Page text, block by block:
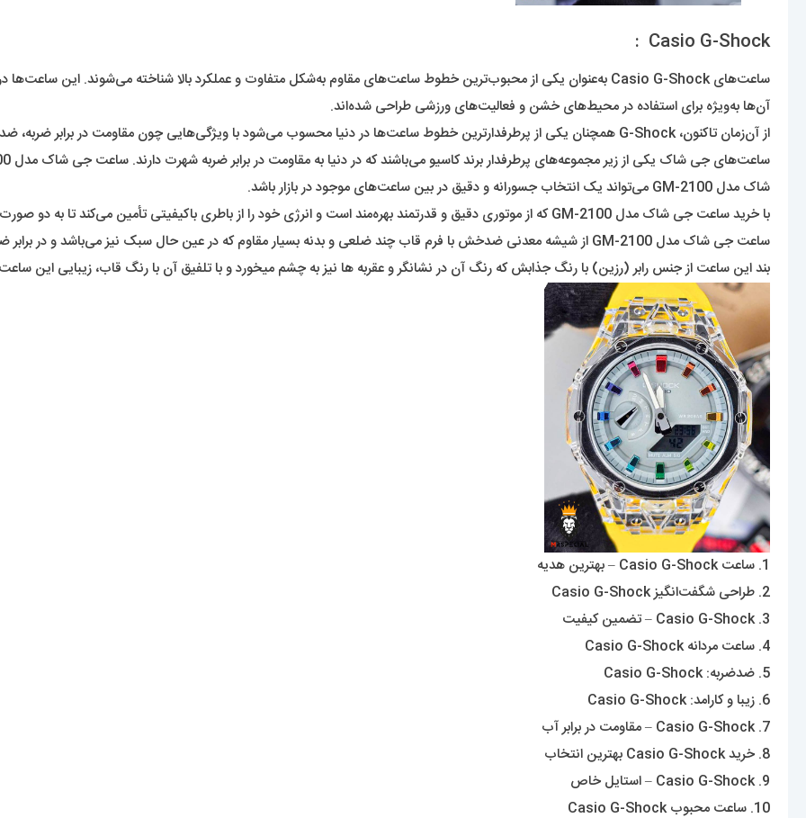
Casio G-Shock :
ساعت‌های Casio G-Shock به‌عنوان یکی از محبوب‌ترین خطوط ساعت‌های مقاوم به‌شکل متفاوت و عملکرد بالا شناخته می‌شوند. این ساعت‌ها در دهه ۱۹۸۰ معرفی شدند و بخشی از کمپانی Casio هستند.
آن‌ها به‌ویژه برای استفاده در محیط‌های خشن و فعالیت‌های ورزشی طراحی شده‌اند.
از آن‌زمان تاکنون، G-Shock همچنان یکی از پرطرفدارترین خطوط ساعت‌ها در دنیا محسوب می‌شود با ویژگی‌هایی چون مقاومت در برابر ضربه، ضدآب بودن و دقت در نمایش زمان.
شاک مدل GM-2100 می‌تواند یک انتخاب جسورانه و دقیق در بین ساعت‌های موجود در بازار باشد.
با خرید ساعت جی شاک مدل GM-2100 که از موتوری دقیق و قدرتمند بهره‌مند است و انرژی خود را از باطری باکیفیتی تأمین می‌کند تا به دو صورت آنالوگ و دیجیتال زمان را برای شما به نمایش گذارد.
ساعت جی شاک مدل GM-2100 از شیشه معدنی ضدخش با فرم قاب چند ضلعی و بدنه بسیار مقاوم که در عین حال سبک نیز می‌باشد و در برابر ضربه و آب از دوام و استقاومت بالایی برخوردار است.
بند این ساعت از جنس رابر (رزین) با رنگ جذابش که رنگ آن در نشانگر و عقربه ها نیز به چشم میخورد و با تلفیق آن با رنگ قاب، زیبایی این
1. ساعت Casio G-Shock – بهترین هدیه
2. طراحی شگفت‌انگیز Casio G-Shock
3. Casio G-Shock – تضمین کیفیت
4. ساعت مردانه Casio G-Shock
5. ضدضربه: Casio G-Shock
6. زیبا و کارامد: Casio G-Shock
7. Casio G-Shock – مقاومت در برابر آب
8. خرید Casio G-Shock بهترین انتخاب
9. Casio G-Shock – استایل خاص
10. ساعت محبوب Casio G-Shock